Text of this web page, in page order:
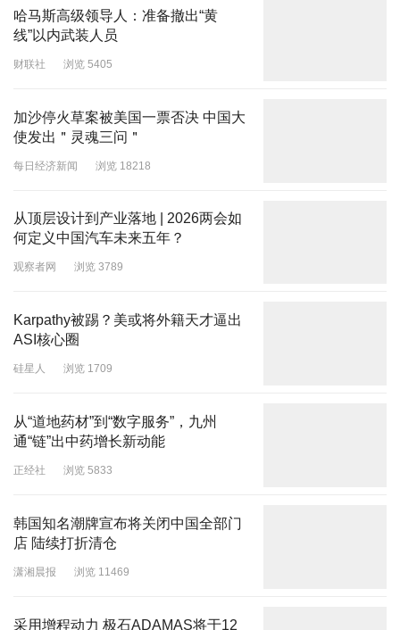
哈马斯高级领导人：准备撤出“黄
线”以内武装人员
财联社 浏览 5405
加沙停火草案被美国一票否决 中国大
使发出＂灵魂三问＂
每日经济新闻 浏览 18218
从顶层设计到产业落地 | 2026两会如
何定义中国汽车未来五年？
观察者网 浏览 3789
Karpathy被踢？美或将外籍天才逼出
ASI核心圈
硅星人 浏览 1709
从“道地药材”到“数字服务”，九州
通“链”出中药增长新动能
正经社 浏览 5833
韩国知名潮牌宣布将关闭中国全部门
店 陆续打折清仓
潇湘晨报 浏览 11469
采用增程动力 极石ADAMAS将于12